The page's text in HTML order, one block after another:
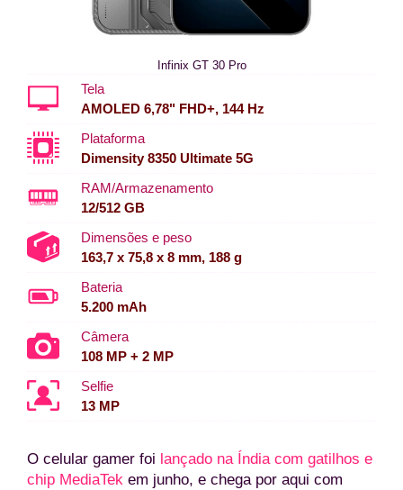
Infinix GT 30 Pro
Tela
AMOLED 6,78" FHD+, 144 Hz
Plataforma
Dimensity 8350 Ultimate 5G
RAM/Armazenamento
12/512 GB
Dimensões e peso
163,7 x 75,8 x 8 mm, 188 g
Bateria
5.200 mAh
Câmera
108 MP + 2 MP
Selfie
13 MP
O celular gamer foi lançado na Índia com gatilhos e
chip MediaTek em junho, e chega por aqui com